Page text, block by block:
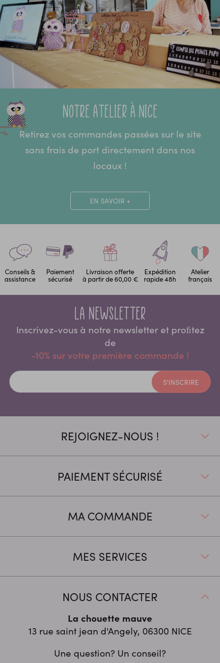
Notre atelier à Nice
Retirez vos commandes passées sur le site
sans frais de port directement dans nos
locaux !
EN SAVOIR +
Conseils &
assistance
Paiement
sécurisé
Livraison offerte
à partir de 60,00 €
Expédition
rapide 48h
Atelier
français
La newsletter
Inscrivez-vous à notre newsletter et proﬁtez
de
-10% sur votre première commande !
S'INSCRIRE
REJOIGNEZ-NOUS !
PAIEMENT SÉCURISÉ
MA COMMANDE
MES SERVICES
NOUS CONTACTER
La chouette mauve
13 rue saint jean d'Angely, 06300 NICE
Une question? Un conseil?